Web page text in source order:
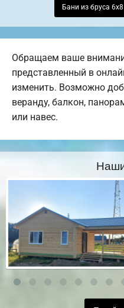
Бани из бруса 6х8
Обращаем ваше
представленный в
изменить. Возможно
веранду, балкон,
или навес.